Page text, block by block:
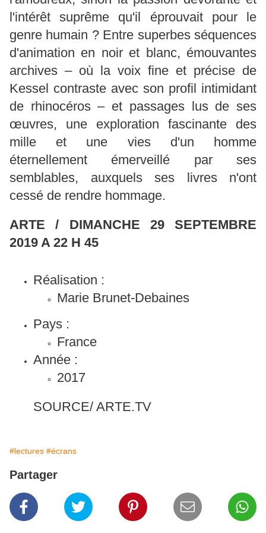
l'intérêt suprême qu'il éprouvait pour le
genre humain ? Entre superbes séquences
d'animation en noir et blanc, émouvantes
archives – où la voix fine et précise de
Kessel contraste avec son profil intimidant
de rhinocéros – et passages lus de ses
œuvres, une exploration fascinante des
mille et une vies d'un homme
éternellement émerveillé par ses
semblables, auxquels ses livres n'ont
cessé de rendre hommage.
ARTE / DIMANCHE 29 SEPTEMBRE
2019 A 22 H 45
Réalisation :
Marie Brunet-Debaines
Pays :
France
Année :
2017
SOURCE/ ARTE.TV
#lectures #écrans
Partager